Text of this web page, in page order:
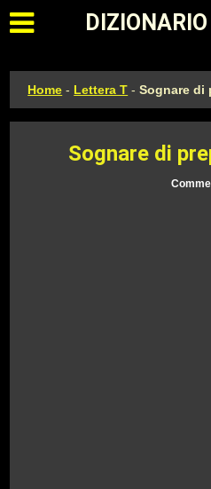
Apri il menu
DIZIONARIO
Home - Lettera T -Sognare di
Sognare di